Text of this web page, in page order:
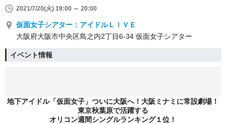
2021/7/20(火) 19:00 ～ 20:00
仮面女子シアター：アイドルＬＩＶＥ
大阪府大阪市中央区島之内2丁目6-34 仮面女子シアター
イベント情報
地下アイドル「仮面女子」ついに大阪へ！大阪ミナミに常設劇場！
東京秋葉原で活躍する
オリコン週間シングルランキング１位！